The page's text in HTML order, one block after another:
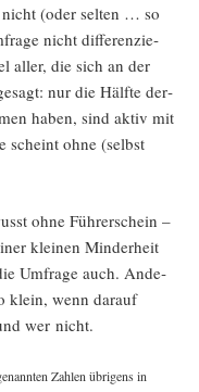
nicht (oder sel­ten … so
nicht dif­fe­ren­zie­
aller, die sich an der
nur die Hälf­te der­
haben, sind aktiv mit
scheint ohne (selbst
ohne Füh­rer­schein –
klei­nen Min­der­heit
Umfra­ge auch. Ande­
klein, wenn dar­auf
wer nicht.
Zah­len übri­gens in